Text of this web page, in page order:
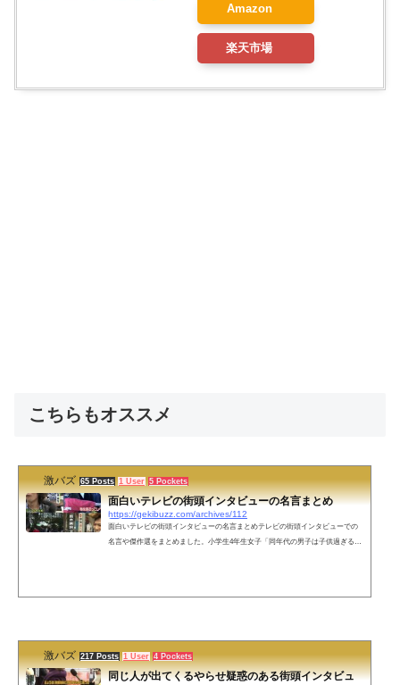
Amazon
楽天市場
こちらもオススメ
激バズ 65 Posts 1 User 5 Pockets
面白いテレビの街頭インタビューの名言まとめ
https://gekibuzz.com/archives/112
面白いテレビの街頭インタビューの名言まとめテレビの街頭インタビューでの
名言や傑作選をまとめました。小学生4年生女子「同年代の男子は子供過ぎるか
激バズ 217 Posts 1 User 4 Pockets
同じ人が出てくるやらせ疑惑のある街頭インタビュ